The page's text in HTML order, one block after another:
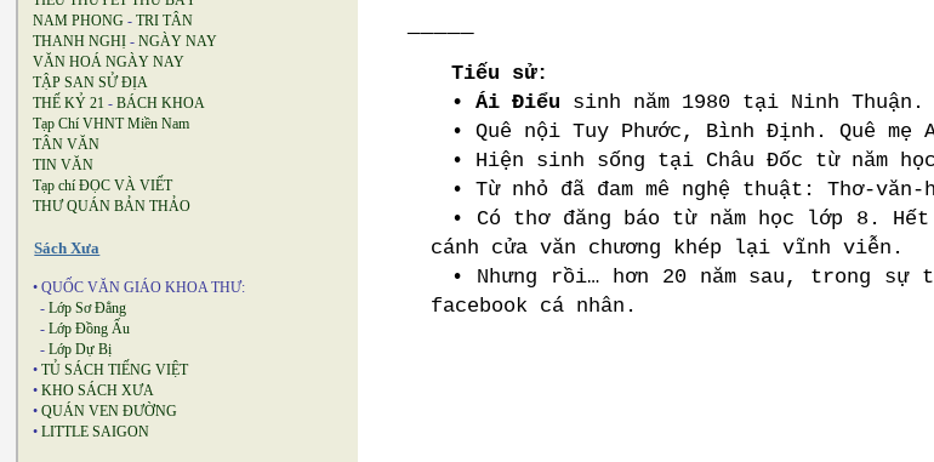
NAM PHONG - TRI TÂN
THANH NGHỊ - NGÀY NAY
VĂN HOÁ NGÀY NAY
TẬP SAN SỬ ĐỊA
THẾ KỶ 21 - BÁCH KHOA
Tạp Chí VHNT Miền Nam
TÂN VĂN
TIN VĂN
Tạp chí ĐỌC VÀ VIẾT
THƯ QUÁN BẢN THẢO
Sách Xưa
• QUỐC VĂN GIÁO KHOA THƯ:
- Lớp Sơ Đẳng
- Lớp Đồng Ấu
- Lớp Dự Bị
• TỦ SÁCH TIẾNG VIỆT
• KHO SÁCH XƯA
• QUÁN VEN ĐƯỜNG
• LITTLE SAIGON
Tiếu sử:
• Ái Điểu sinh năm 1980 tại Ninh Thuận.
• Quê nội Tuy Phước, Bình Định. Quê mẹ
• Hiện sinh sống tại Châu Đốc từ năm
• Từ nhỏ đã đam mê nghệ thuật: Thơ-văn-
• Có thơ đăng báo từ năm học lớp 8.
cánh cửa văn chương khép lại vĩnh viễn.
• Nhưng rồi… hơn 20 năm sau, trong
facebook cá nhân.